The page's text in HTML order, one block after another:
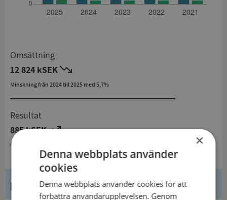
Omsättning
12 824 kSEK
Minskning från 2024 till 2025 med 5,7%
Resultat
885 kSEK
Ökning från 2024 till 2025 med 10,3%
Kontaktuppgifter
×
Denna webbplats använder
cookies
Denna webbplats använder cookies för att
förbättra användarupplevelsen. Genom